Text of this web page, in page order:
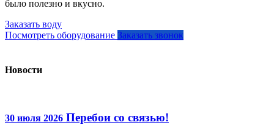
было полезно и вкусно.
Заказать воду
Посмотреть оборудование Заказать звонок
Новости
30 июля 2026 Перебои со связью!